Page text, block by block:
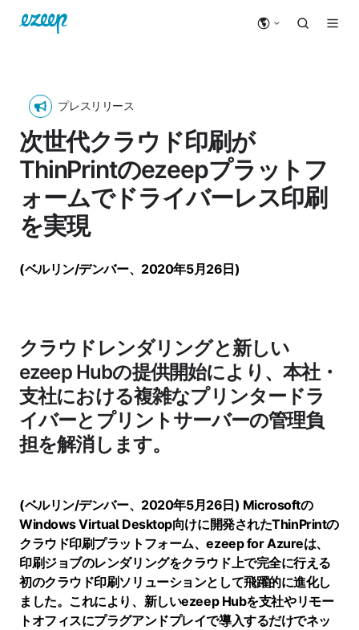
プレスリリース
次世代クラウド印刷が
ThinPrintのezeepプラットフ
ォームでドライバーレス印刷
を実現
(ベルリン/デンバー、2020年5月26日)
クラウドレンダリングと新しい
ezeep Hubの提供開始により、本社・
支社における複雑なプリンタードラ
イバーとプリントサーバーの管理負
担を解消します。
(ベルリン/デンバー、2020年5月26日) Microsoftの
Windows Virtual Desktop向けに開発されたThinPrintの
クラウド印刷プラットフォーム、ezeep for Azureは、
印刷ジョブのレンダリングをクラウド上で完全に行える
初のクラウド印刷ソリューションとして飛躍的に進化し
ました。これにより、新しいezeep Hubを支社やリモー
トオフィスにプラグアンドプレイで導入するだけでネッ